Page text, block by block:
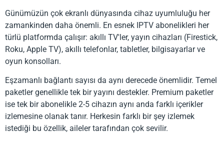
Günümüzün çok ekranlı dünyasında cihaz uyumluluğu her
zamankinden daha önemli. En esnek IPTV abonelikleri her
türlü platformda çalışır: akıllı TV'ler, yayın cihazları (Firestick,
Roku, Apple TV), akıllı telefonlar, tabletler, bilgisayarlar ve
oyun konsolları.
Eşzamanlı bağlantı sayısı da aynı derecede önemlidir. Temel
paketler genellikle tek bir yayını destekler. Premium paketler
ise tek bir abonelikle 2-5 cihazın aynı anda farklı içerikler
izlemesine olanak tanır. Herkesin farklı bir şey izlemek
istediği bu özellik, aileler tarafından çok sevilir.